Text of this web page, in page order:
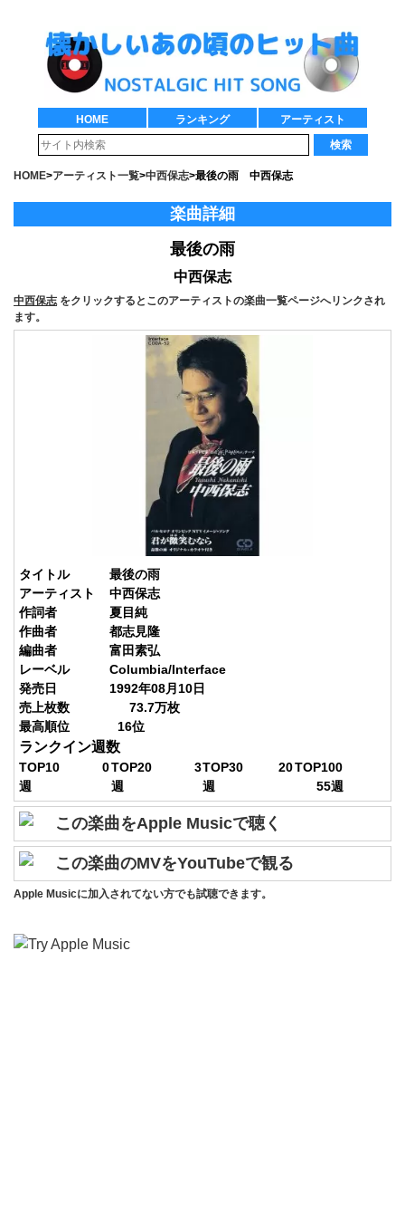
HOME ランキング
アーティスト
検索
HOME>アーティスト一覧>中西保志>最後の雨 中西保志
楽曲詳細
最後の雨
中西保志
中西保志 をクリックするとこのアーティストの楽曲一覧ページへリンクされ
ます。
タイトル
最後の雨
アーティスト
中西保志
作詞者
夏目純
作曲者
都志見隆
編曲者
富田素弘
レーベル
Columbia/Interface
発売日
1992年08月10日
売上枚数
73.7万枚
最高順位
16位
ランクイン週数
TOP10
0
週
TOP20
3
週
TOP30
20
週
TOP100
55週
この楽曲をApple Musicで聴く
この楽曲のMVをYouTubeで観る
Apple Musicに加入されてない方でも試聴できます。